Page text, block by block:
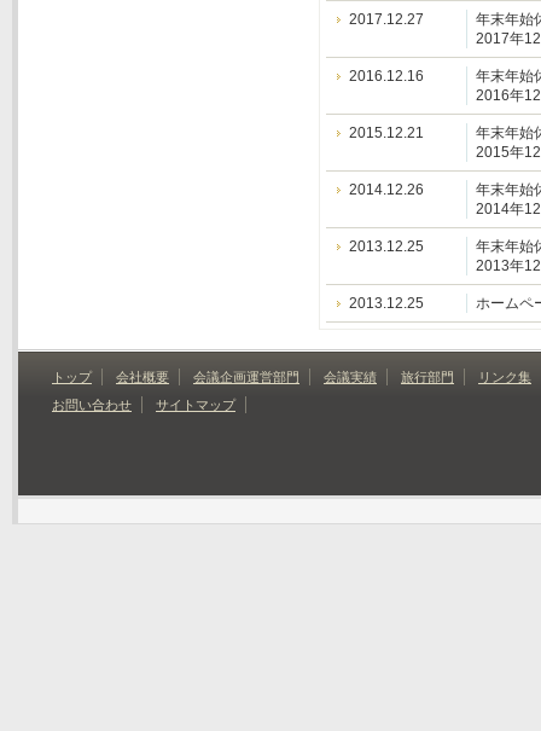
2017.12.27
年末年始
2017年
2016.12.16
年末年始
2016年
2015.12.21
年末年始
2015年
2014.12.26
年末年始
2014年
2013.12.25
年末年始
2013年
2013.12.25 ホームペ
トップ 会社概要 会議企画運営部門 会議実績 旅行部門
リンク集
お問い合わせ
サイトマップ